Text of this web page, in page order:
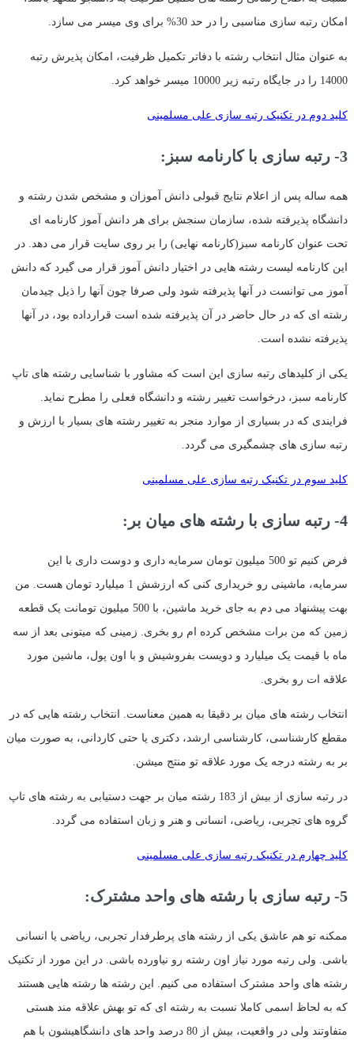
امکان رتبه سازی مناسبی را در حد 30% برای وی میسر می سازد.
به عنوان مثال انتخاب رشته با دفاتر تکمیل ظرفیت، امکان پذیرش رتبه
14000 را در جایگاه رتبه زیر 10000 میسر خواهد کرد.
کلید دوم در تکنیک رتبه سازی علی مسلمینی
3- رتبه سازی با کارنامه سبز:
همه ساله پس از اعلام نتایج قبولی دانش آموزان و مشخص شدن رشته و
دانشگاه پذیرفته شده، سازمان سنجش برای هر دانش آموز کارنامه ای
تحت عنوان کارنامه سبز(کارنامه نهایی) را بر روی سایت قرار می دهد. در
این کارنامه لیست رشته هایی در اختیار دانش آموز قرار می گیرد که دانش
آموز می توانست در آنها پذیرفته شود ولی صرفا چون آنها را ذیل چیدمان
رشته ای که در حال حاضر در آن پذیرفته شده است قرارداده بود، در آنها
پذیرفته نشده است.
یکی از کلیدهای رتبه سازی این است که مشاور با شناسایی رشته های تاپ
کارنامه سبز، درخواست تغییر رشته و دانشگاه فعلی را مطرح نماید.
فرایندی که در بسیاری از موارد منجر به تغییر رشته های بسیار با ارزش و
رتبه سازی های چشمگیری می گردد.
کلید سوم در تکنیک رتبه سازی علی مسلمینی
4- رتبه سازی با رشته های میان بر:
فرض کنیم تو 500 میلیون تومان سرمایه داری و دوست داری با این
سرمایه، ماشینی رو خریداری کنی که ارزشش 1 میلیارد تومان هست. من
بهت پیشنهاد می دم به جای خرید ماشین، با 500 میلیون تومانت یک قطعه
زمین که من برات مشخص کرده ام رو بخری. زمینی که میتونی بعد از سه
ماه با قیمت یک میلیارد و دویست بفروشیش و با اون پول، ماشین مورد
علاقه ات رو بخری.
انتخاب رشته های میان بر دقیقا به همین معناست. انتخاب رشته هایی که در
مقطع کارشناسی، کارشناسی ارشد، دکتری یا حتی کاردانی، به صورت میان
بر به رشته درجه یک مورد علاقه تو منتج میشن.
در رتبه سازی از بیش از 183 رشته میان بر جهت دستیابی به رشته های تاپ
گروه های تجربی، ریاضی، انسانی و هنر و زبان استفاده می گردد.
کلید چهارم در تکنیک رتبه سازی علی مسلمینی
5- رتبه سازی با رشته های واحد مشترک:
ممکنه تو هم عاشق یکی از رشته های پرطرفدار تجربی، ریاضی یا انسانی
باشی. ولی رتبه مورد نیاز اون رشته رو نیاورده باشی. در این مورد از تکنیک
رشته های واحد مشترک استفاده می کنیم. این رشته ها رشته هایی هستند
که به لحاظ اسمی کاملا نسبت به رشته ای که تو بهش علاقه مند هستی
متفاوتند ولی در واقعیت، بیش از 80 درصد واحد های دانشگاهیشون با هم